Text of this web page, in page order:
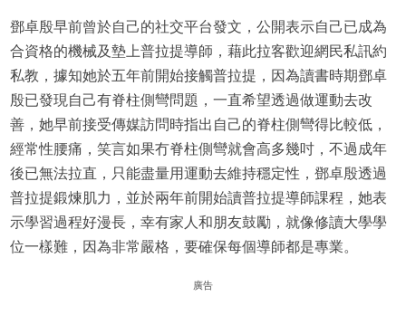
鄧卓殷早前曾於自己的社交平台發文，公開表示自己已成為
合資格的機械及墊上普拉提導師，藉此拉客歡迎網民私訊約
私教，據知她於五年前開始接觸普拉提，因為讀書時期鄧卓
殷已發現自己有脊柱側彎問題，一直希望透過做運動去改
善，她早前接受傳媒訪問時指出自己的脊柱側彎得比較低，
經常性腰痛，笑言如果冇脊柱側彎就會高多幾吋，不過成年
後已無法拉直，只能盡量用運動去維持穩定性，鄧卓殷透過
普拉提鍛煉肌力，並於兩年前開始讀普拉提導師課程，她表
示學習過程好漫長，幸有家人和朋友鼓勵，就像修讀大學學
位一樣難，因為非常嚴格，要確保每個導師都是專業。
廣告